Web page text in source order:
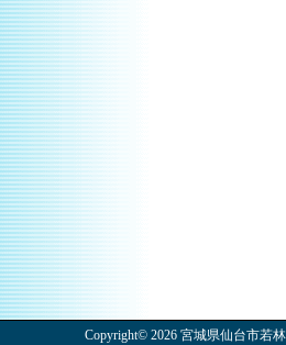
Copyright© 2026 宮城県仙台市若